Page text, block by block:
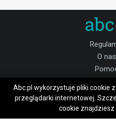
O nas
Praca
Dołącz do
Abc.pl wykorzystuje pliki cookie
przeglądarki internetowej.
cookie znajdziesz